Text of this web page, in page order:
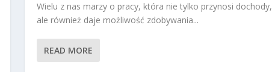
Wielu z nas marzy o pracy, która nie tylko przynosi dochody,
ale również daje możliwość zdobywania...
READ MORE